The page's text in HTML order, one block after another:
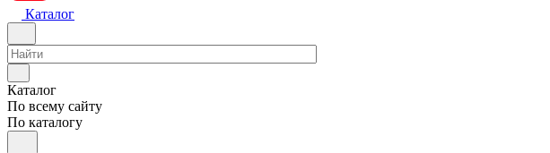
Каталог
Каталог
По всему сайту
По каталогу